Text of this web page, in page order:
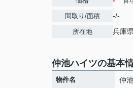
間取り/面積 -/-
所在地 兵庫県
仲池ハイツの基本
物件名 仲